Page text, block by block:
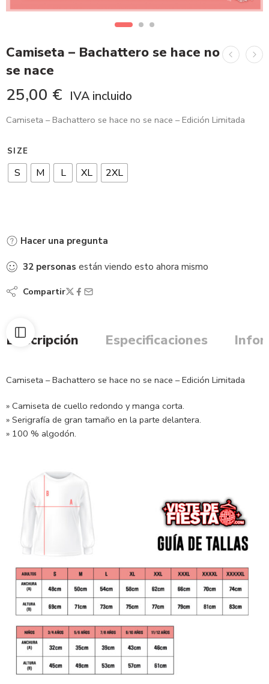
Camiseta – Bachattero se hace no
se nace
25,00 € IVA incluido
Camiseta – Bachattero se hace no se nace – Edición Limitada
SIZE
S M L XL 2XL
Hacer una pregunta
32 personas están viendo esto ahora mismo
Compartir
Descripción Especificaciones
Camiseta – Bachattero se hace no se nace – Edición Limitada
» Camiseta de cuello redondo y manga corta.
» Serigrafía de gran tamaño en la parte delantera.
» 100 % algodón.